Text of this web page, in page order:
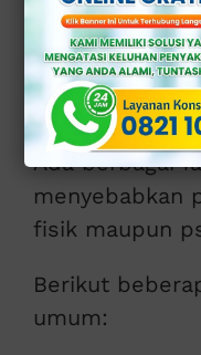
Loyo
Ada berbagai
menyebabkan
fisik maupun
Berikut
umum: